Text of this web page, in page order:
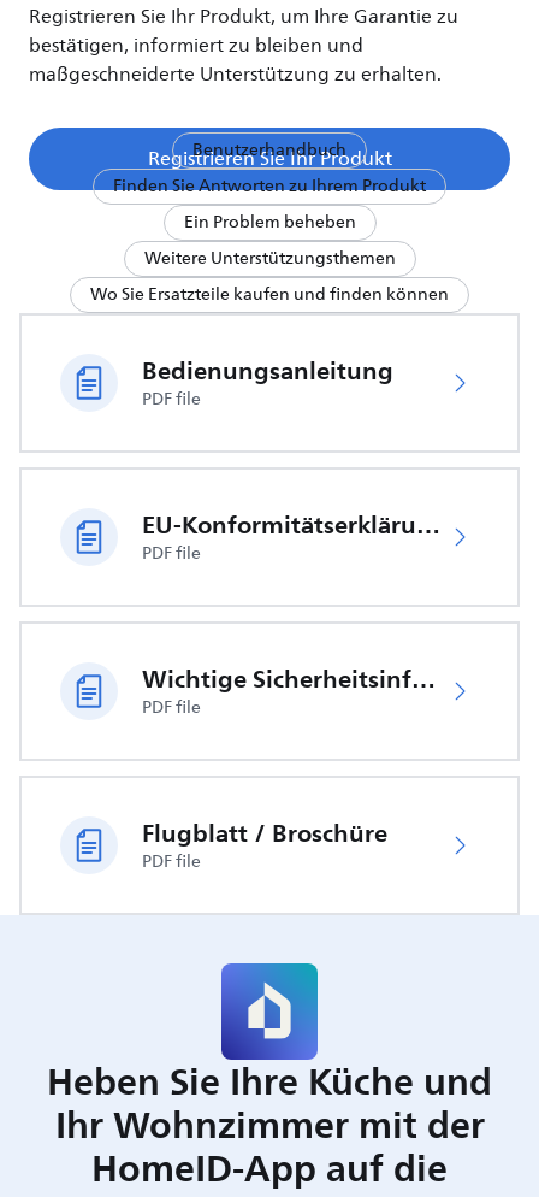
Registrieren Sie Ihr Produkt, um Ihre Garantie zu
bestätigen, informiert zu bleiben und
maßgeschneiderte Unterstützung zu erhalten.
Registrieren Sie Ihr Produkt
Benutzerhandbuch
Finden Sie Antworten zu Ihrem Produkt
Ein Problem beheben
Weitere Unterstützungsthemen
Wo Sie Ersatzteile kaufen und finden können
Bedienungsanleitung
PDF file
EU-Konformitätserklärung
PDF file
Wichtige Sicherheitsinformationen
PDF file
Flugblatt / Broschüre
PDF file
Heben Sie Ihre Küche und
Ihr Wohnzimmer mit der
HomeID-App auf die